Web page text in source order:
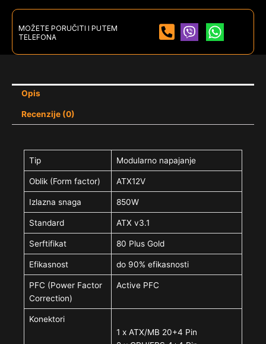
MOŽETE PORUČITI I PUTEM
TELEFONA
Opis
Recenzije (0)
Tip Modularno napajanje
Oblik (Form factor) ATX12V
Izlazna snaga 850W
Standard ATX v3.1
Serftifikat 80 Plus Gold
Efikasnost do 90% efikasnosti
PFC (Power Factor
Correction)
Active PFC
Konektori
1 x ATX/MB 20+4 Pin